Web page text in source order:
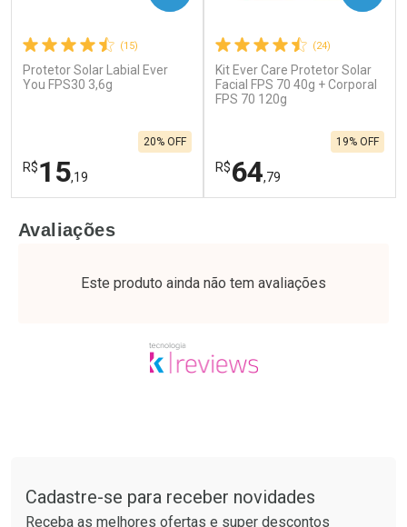
(15)
Protetor Solar Labial Ever
You FPS30 3,6g
R$15,19
20% OFF
Laboratório
Ativar Desconto
Por Menos
(24)
Kit Ever Care Protetor Solar
Facial FPS 70 40g + Corporal
FPS 70 120g
R$64,79
19% OFF
Laboratório
Ativar Desconto
Por Menos
Avaliações
Este produto ainda não tem avaliações
Cadastre-se para receber novidades
Receba as melhores ofertas e super descontos